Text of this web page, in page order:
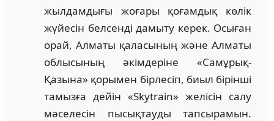
жылдамдығы жоғары қоғамдық көлік
жүйесін белсенді дамыту керек. Осыған
орай, Алматы қаласының және Алматы
облысының әкімдеріне «Самұрық-
Қазына» қорымен бірлесіп, биыл бірінші
тамызға дейін «Skytrain» желісін салу
мәселесін пысықтауды тапсырамын.